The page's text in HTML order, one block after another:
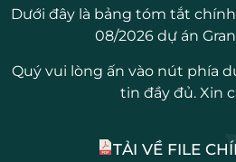
Dưới đây là bảng tóm tắt
08/2026 dự án
Quý vui lòng ấn vào nút phía
tin đầy đủ. Xin
TẢI VỀ FILE